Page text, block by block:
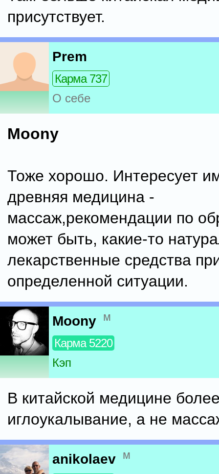
присутствует.
Prem
Карма 737
О себе
Moony
Тоже хорошо. Интересует
древняя медицина -
массаж,рекомендации по
может быть, какие-то
лекарственные средства
определенной ситуации.
Moony м
Карма 5220
Кэп
В китайской медицине
иглоукалывание, а не
anikolaev м